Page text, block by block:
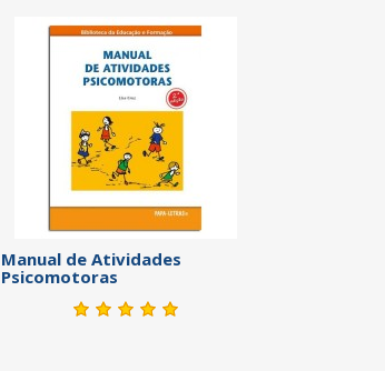
Manual de Atividades
Psicomotoras